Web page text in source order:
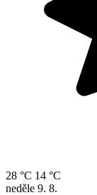
28 °C 14 °C
neděle 9. 8.